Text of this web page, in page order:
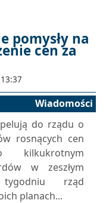
pomysły na
cen za
Wiadomości
do rządu o
rosnących cen
kilkukrotnym
w zeszłym
rząd
planach...